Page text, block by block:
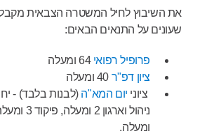
את השיבוץ לחיל המשטרה הצבאית
שעונים על התנאים הבאים:
פרופיל רפואי 64 ומעלה
ציון דפ"ר 40 ומעלה
ציוני יום המא"ה
ומעלה.